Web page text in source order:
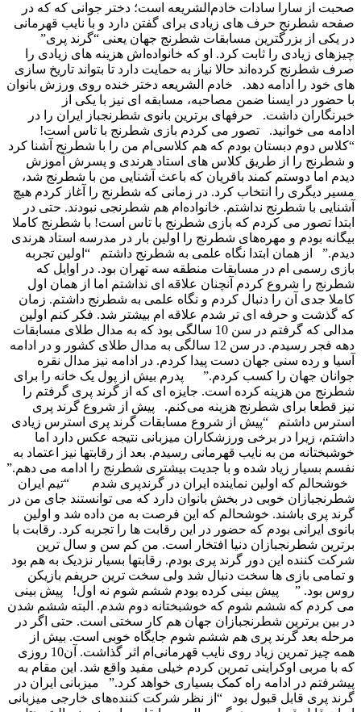
صحبت از سارا سادات خادم‌الشریعه است؛ دختر جوانی که که در صفحه شطرنج حرف های زیادی برای گفتن دارد و با نایب قهرمانی در یکی از بزرگترین مسابقات شطرنج جهان یعنی “گرند پری” چیزهای زیادی را ثابت کرد. او که خانواده‌اش هزینه های زیادی را صرف شطرنج کرده‌اند حالا نیاز به حمایت دارد تا بتواند تاریخ سازی های خود را ادامه دهد. خادم الشریعه دختر خنده روی ورزش بانوان با حضور در ایسنا ضمن مصاحبه، مسابقه ای نیز با یکی از خبرنگاران داشت. حرفهای برترین بانوی شطرنجباز ایران را در ادامه می خوانید. تصور می کردم بازی شطرنج با تاس است! “کلاس دوم دبستان بودم که هم کلاسی‌ام من را با شطرنج آشنا کرد و شطرنج را از طریق کلاس های استاد هرندی و پسرش آموزش دیدم اما دوستم کمند باقریان که باعث آشنایی من با شطرنج شد، مسیر دیگری را انتخاب کرد. در زمانی که شطرنج را آغاز کردم هیچ آشنایی با شطرنج نداشتم. خانواده‌ام هم شطرنجی نبودند. حتی در ابتدا تصور می کردم که بازی شطرنج با تاس است! با شطرنج کاملا بیگانه بودم و مهره‌های شطرنج را اولین بار در مدرسه استاد هرندی دیدم.” از همان ابتدا نگاه علمی به شطرنج داشتم “اولین تجربه بازی رسمی ام در مسابقات منطقه سه تهران بود. در اوایل که شطرنج را شروع کردم آنچنان علاقه ای نداشتم اما از همان اول کاملا جدی آن را دنبال کردم و نگاه علمی به شطرنج داشتم. زمان که گذشت و حرفه ای تر شدم علاقه ام بیشتر شد. فکر کنم اولین مدالی که گرفتم در سن 10 سالگی بود که به مدال طلای مسابقات دهه فجر رسیدم. در سن 12 سالگی به مدال طلای کشور و در ادامه آسیا و رده سنی جهان دست پیدا کردم. در ادامه نیز مدال نقره جوانان جهان را کسب کردم.” پدرم بیش از پول یک خانه را برای شطرنج من هزینه کرده است. جایزه ای که از گرند پری گرفتم را نیز قطعا برای شطرنج هزینه می‌کنم. پیش از شروع گرند پری استرس داشتم “پیش از شروع مسابقات گرند پری استرس زیادی داشتم، زیرا در برخی ورزشکاران میزبانی نتیجه عکس دارد اما خوشبختانه من به نایب قهرمانی رسیدم. بعد از رقابتها نیز اعتماد به نفسم بسیار زیاد شده و با جدیت بیشتری شطرنج را ادامه می دهم.” خوشحالم که اولین نماینده ایران در گرندپری شدم “تیم ایران شطرنجبازان خوبی در بخش بانوان دارد که می توانستند جای من در گرند پری باشند. خوشحالم که این فرصت به من داده شد و اولین بانوی ایرانی بودم که حضور در این رقابت ها را تجربه کرد. رقابت با برترین شطرنجبازان دنیا افتخار است. من کم سن و سال ترین شرکت کننده این دور گرند پری بودم. رقابتها بسیار نزدیک به هم بود و تمامی بازی ها سخت دنبال شد ولی سخت ترین حریفم بازیکن روس بود. ” پیش بینی کرده بودم ششم شوم نه اول! پیش بینی می کردم که ششم شوم که خوشبختانه دوم شدم. البته ششم شدن در بین برترین شطرنجبازان جهان هم کار سختی است. حتی اگر در مرحله بعد گرند پری هم ششم شوم جایگاه خوبی است. بیش از همه چیز تمرین زیاد روی نایب قهرمانی‌ام اثر گذاشت. آن10 روزی که با مربی اوکراینی تمرین کردم خیلی مفید واقع شد. این مقام به پیشرفتم در ادامه راه کمک بسیاری خواهد کرد.” میزبانی ایران در گرند پری قابل قبول بود “از نظر شرکت کننده‌های خارجی میزبانی ایران قابل قبول بود. همگی سالن مسابقات را پسندیدند. البته هتل می توانست بهتر باشد. برخی از نمایندگان خارجی از مردم ایران و مهمان نوازیشان تعریف کردند. حتی الینا روابط عمومی فدراسیون جهانی نیز در صفحه شخصی‌اش از میزبانی خوب ایران نوشت. میزبانی مرحله دوم این فرصت را برای من ایجاد کرد تا بازی‌های بهتری را ارائه کنم. اگر این میزبانی‌ها در آینده نیز وجود داشته باشد، استعدادهای زیادی در کشور می‌توانند در این رشته ظهور کنند. این میزبانی به من خیلی کمک کرد. انگیزه‌ و روحیه‌ای که در این میزبانی به من داده شد بسیار زیاد بود و یکی از دلایل نایب قهرمانی من بود. میزبانی چنین ر‌قا‌بت‌هایی باعث می‌شود که شطرنج ایران در دنیا مطرح شود.” در گرند پری روسیه شرکت خواهم کرد “مسابقات گرند پری بانوان پنج مرحله ای شد و جدیدا یک مرحله دیگر نیز به مراحل آن اضافه شده است. من قبل از این اتفاق تصمیم داشتم در گرند پری گرجستان شرکت کنم اما فرصت کمی تا گرجستان داشتم. با شرایط پیش آمده من هم گرند پری روسیه را انتخاب کردم تا فرصت بیشتر برای تمرین در این رقابت ها داشته باشم.” سالن مسابقات به یادگار ماند “کار مهم مسئولان فدراسیون این بود که رقابتهای گرند پری را در سالن مسابقات فدراسیون برگزار کردند. این سالن برای مسابقات گرند پری بسیار زیبا طراحی شد و به طور کل تغییر کرد و برای جامعه شطرنج نیز به یادگار ماند.” “در مرحله اول گرند پری که در موناکو بود نتایجم رضایت بخش نبود. در مسابقات موناکو بین 12 نفر دوازدهم شده بودم و روحیه بدی داشتم. حضور در موناکو را به این دلیل انتخاب کردم که قبل از ایران بود و می‌خواستم آمادگی پیدا کنم و تا حدی با جو رقابت های گرند پری آشنا شوم. پس از نتایج بدی که در مسابقات قبلی کسب کردم تمریناتم را زیاد کردم و نقاط ضعفم را رفع کردم.” اگر حمایت شویم در دنیا جایگاه خواهیم داشت “ایران پر از استعدادهای نوجوان و نونهال شطرنج باز است. بازیکنی همچون علیرضا فیروزجا با 13 سال سن قهرمان کشور می‌شود. باید از این استعدادها حمایت شود تا بتوانیم نتایج خوبی را کسب کنیم. اگر به خوبی حمایت شویم حتی می‌توانیم در رده‌های اول دنیا جای داشته باشیم. شطرنج رشته ای است که بیشتر خانواده ها حمایت می‌کنند. مدیریت خوب فدراسیون به همراه حمایت مالی می‌تواند موفقیتهای نوجوانان شطرنج باز ایرانی را در رده جوانان و حتی بزرگسالان تکرار نماید.” نیاز به حضور یک مربی خارجی به طور دائم دارم “برای حضوری پرقدرت در گرند پری باید در مسابقات معتبر شرکت کنم تا آمادگی لازم را کسب کنم. من نیاز به حضور یک مربی دائم خارجی دارم. متاسفانه مربیان خارجی که به ایران می آیند به طور مقطعی با شطرنج‌بازان کار می‌کنند. داشتن یک مربی خوب خارجی خیلی روی نتایجم تاثیرگذار است. من یک مربی هلندی به صورت شخصی داشتم که خیلی به من کمک کرد و اطلاعات زیادی به من داد. هزینه مربی هلندی را خودم به صورت شخصی پرداخت می‌کنم.” توجه رسانه ها خوب بود اما می توانست بهتر باشد ” من در مسابقات جوانان جهان نیز نایب قهرمان شدم اما چون گرند پری در رده بزرگسالان بود توجه ها خیلی بیشتر بود. مسابقات گرند پری بازتاب رسانه‌ای زیادی داشت. البته می توانست از این هم بهتر باشد چون برای اولین بار بود که مسابقاتی با این سطح به میزبانی ایران در بخش بانوان برگزار می‌شد.” چند سال است که عید در خانه نیستم ” در اولین روزهای عید ایران نبودم و برای حضور در رقابتهای بوندسلیگا مجبور شدم که به آلمان سفر کنم. آتوسا پورکاشان هم در این لیگ حضور داشت. این برای چندمین سال بود که عید را در خانه نبودم. به خاطر گرفتن ویزا باید در لیگ هایی مثل بوندسلیگا حضور داشته باشیم. خوشبختانه خانواده شرایطم را درک می کند.” نتیجه بانوان در قهرمانی تیمی آسیا بد بود “در مسابقات قهرمانی تیمی آسیا که چندی قبل برگزار شد به شخصه نتایج خوبی گرفتم اما نتیجه تیم بد بود و انتظار نداشتم در رده هفتم قرار بگیریم. البته نتیجه ضعیف تیم در روحیه من اثر گذاشت.” پدرم پول یک خانه را صرف شطرنج من کرد ” هزینه های زیادی صرف شطرنج کردم. پدرم بیش از پول یک خانه را برای شطرنج من هزینه کرده است. جایزه ای که از گرند پری گرفتم را نیز قطعا برای شطرنج هزینه می‌کنم. کشورهای قدرتمند شطرنج دنیا روی شطرنج سرمایه گذاری کرده‌اند. شطرنج بازان آن کشورها، واقعا به صورت حرفه‌ای شطرنج بازی می کنند.” به خاطر اردو به مدرسه نمی‌رفتم! “حضور در اردوهای مختلف باعث می شد که به زیاد به مدرسه نروم و فقط در امتحانات شرکت کنم. امسال هم کنکور ندادم و بیشتر وقتم را برای شطرنج گذاشتم اما دوست دارم ادامه تحصیل دهم.” ازدواج شطرنجی را توصیه نمی‌کنم! “شطرنجبازان خیلی وقت صرف شطرنج می کنند و بیشتر صحبت هایشان وقتی کنار هم هستند در خصوص شطرنج است. وقتی دو شطرنج باز با هم ازدواج کنند دیگر همه چیز شطرنج می شود به همین دلیل ازدواج دو شطرنج باز از نظر من خوب نیست.(با خنده)” کشورهای مطرح حمایت زیادی از شطرنجبازانشان دارند “در آن سال که قهرمان رده ی زیر 12 سال جهان شدم یک بازیکن از روسیه سوم شد اما امروز آن بازیکن روس جزو پانزده بازیکن برتر جهان است. روسیه هزینه مربی، اردو و مسابقات او را تامین می کند و سالی چند هزار یورو نیز به او حقوق پرداخت می‌شود.” قول می دهم ورزش کنم! ” هر روز سعی می کنم که پیاده روی کنم. در هشت سالگی یک مدتی تنیس کار کردم که به خاطر شطرنج کنار گذاشتم. البته ورزش دیگری را دنبال نمی‌کنم و باید ورزش کردن روزانه را به برنامه‌ام اضافه کنم زیرا قطعا ورزش فیزیکی ذهن انسان را آماده تر می‌کند اما کمی در این زمینه تنبل هستم. همین جا قول می دهم بیشتر برای ورزش فیزیکی وقت بگذارم.(باخنده) حضور روانشناس در تیم ملی موثر است “برای شطرنج روانشناس خیلی مهم است و می تواند در کم شدن استرس و تصمیم گیری های درست کمک کند. البته ما هنوز مشکل مربی داریم و شاید فکر اینکه بخواهند حالا برایمان روانشناس هم بیاورند معقول نباشد و باید مشکلات اولیه کامل برطرف شود. ورزش ما چون ذهنی است شرایطش با دیگر رشته ها متفاوت است. ما چندین ساعت پشت میز هستیم و باید تمرکز کنم.” برخی روزها تمرین ندارم! “برخی روزها چهار پنج ساعت تمرین می کنم و برخی روزها تمرین ندارم اما یک شطرنج باز حرفه ای باید روزی شش تا هفت ساعت تمرین مداوم و بدون وقفه داشته باشد که هنوز به این مرحله نرسیده ام.” برترین شطرنجباز دنیا بازی های ایران را دنبال می کند “شطرنج ایران در دنیا تا حدی مطرح است. می‌بینیم که فردی مثل آناتولی کارپف که قهرمان سابق دنیاست چند بار به ایران می آید. مگنوس کارلسن بهترین شطرنجبازان دنیا بازی شطرنج بسیاری از کشورها را دنبال می کند. او حتی مسابقات قهرمانی کشور ایران را نیز دنبال می کند.” مهمترین منبع در آمدمان لیگ برتر است ” در لیگ برتر با تیم پتروشیمی حضور داشتیم که تیم ما با حضور چند شطرنجباز برتر ایران چند هفته قبل از پایان لیگ قهرمان شد. پتروشیمی قرارداد خوبی با ما بست. مهمترین منبع در آمد ما بازی در لیگ است. اگر حرفه ای تر شویم کشورهایی که تورنمنت برگزار می کنند برای حضور در مسابقاتشان دعوت می کنند و هزینه ها را نیز خودشان پرداخت می کنند.” در هفته پایانی لیگ برتر سورپرایز شدم “در هفته آخر لیگ برتر که با تولد من در روز 20 اسفند مصادف بود سورپرایز شدم و برایم دو بار تولد گرفتند.” با والدینم شطرنج بازی نمی کنم ” با پدر و مادرم شطرنج بازی نمی کنم. آنها خیلی شطرنج بلد نیستند. در بعضی خانواده‌ها اظهار نظرهای غیر علمی والدین، عکس عمل می کند اما خانواده من در حدی که باید، نظرشان را می دهند و همراهی‌ام می‌کنند.” دوستان زیادی در شطرنج دارم “من با شطرنجبازان زیادی دوست صمیمی هستم که خیلی کمک حالم بودند اما در مسابقه با آنها رقابت می کنم. در مسابقه با هم رقابت می‌کنیم اما بعد از بازی رفیق هستیم.” خواندن کتاب در بازی تاثیر گذار است ” در اوقات فراغت بیشتر با دوستانم هستم. کتاب خواندن را نیز دوست دارم. کتاب های شطرنجی نیز می خوانم. البته حالا برای این کار کمتر وقت میگذارم اما خواندن کتاب در بازیهایم بسیار تاثیر گذار است.” “بازی های بدون ساعت را خیلی تجربه نمی‌کنم و با افرادی که بازی‌شان خوب نیست کمتر بازی می کنم زیرا بازی مدوام با افراد غیر حرفه ای سطح بازی آدم را پایین می آورد. اما همکاری گروهی خیلی خوب است و برایم یادگیری گروهی جذابیت دارد. سعی می کنم به طور آنلاین